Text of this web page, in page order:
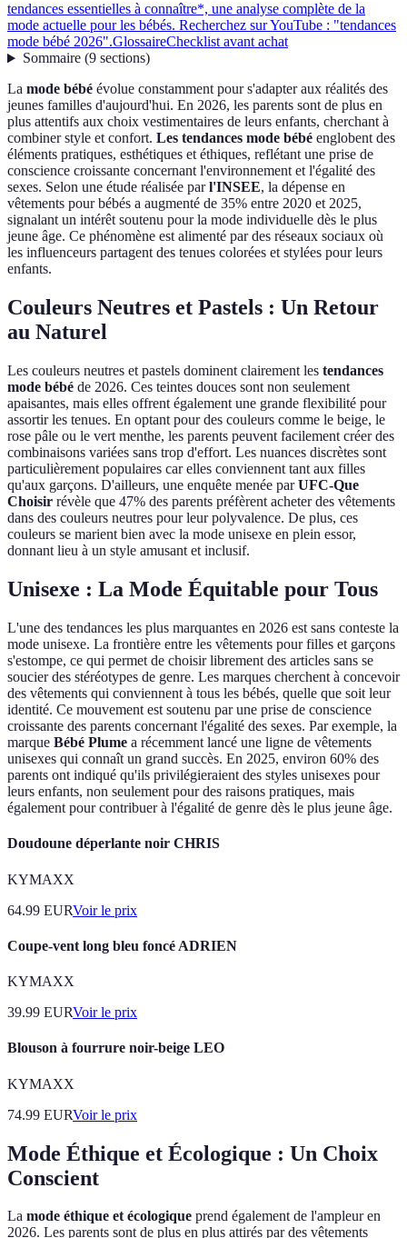
tendances essentielles à connaître*, une analyse complète de la
mode actuelle pour les bébés. Recherchez sur YouTube : "tendances
mode bébé 2026".GlossaireChecklist avant achat
Sommaire(9 sections)
La mode bébé évolue constamment pour s'adapter aux réalités des
jeunes familles d'aujourd'hui. En 2026, les parents sont de plus en
plus attentifs aux choix vestimentaires de leurs enfants, cherchant à
combiner style et confort. Les tendances mode bébé englobent des
éléments pratiques, esthétiques et éthiques, reflétant une prise de
conscience croissante concernant l'environnement et l'égalité des
sexes. Selon une étude réalisée parl'INSEE, la dépense en
vêtements pour bébés a augmenté de 35% entre 2020 et 2025,
signalant un intérêt soutenu pour la mode individuelle dès le plus
jeune âge. Ce phénomène est alimenté par des réseaux sociaux où
les influenceurs partagent des tenues colorées et stylées pour leurs
enfants.
Couleurs Neutres et Pastels : Un Retour
au Naturel
Les couleurs neutres et pastels dominent clairement les tendances
mode bébé de 2026. Ces teintes douces sont non seulement
apaisantes, mais elles offrent également une grande flexibilité pour
assortir les tenues. En optant pour des couleurs comme le beige, le
rose pâle ou le vert menthe, les parents peuvent facilement créer des
combinaisons variées sans trop d'effort. Les nuances discrètes sont
particulièrement populaires car elles conviennent tant aux filles
qu'aux garçons. D'ailleurs, une enquête menée parUFC-Que
Choisir révèle que 47% des parents préfèrent acheter des vêtements
dans des couleurs neutres pour leur polyvalence. De plus, ces
couleurs se marient bien avec la mode unisexe en plein essor,
donnant lieu à un style amusant et inclusif.
Unisexe : La Mode Équitable pour Tous
L'une des tendances les plus marquantes en 2026 est sans conteste la
mode unisexe. La frontière entre les vêtements pour filles et garçons
s'estompe, ce qui permet de choisir librement des articles sans se
soucier des stéréotypes de genre. Les marques cherchent à concevoir
des vêtements qui conviennent à tous les bébés, quelle que soit leur
identité. Ce mouvement est soutenu par une prise de conscience
croissante des parents concernant l'égalité des sexes. Par exemple, la
marque Bébé Plume a récemment lancé une ligne de vêtements
unisexes qui connaît un grand succès. En 2025, environ 60% des
parents ont indiqué qu'ils privilégieraient des styles unisexes pour
leurs enfants, non seulement pour des raisons pratiques, mais
également pour contribuer à l'égalité de genre dès le plus jeune âge.
Doudoune déperlante noir CHRIS
KYMAXX
64.99 EURVoir le prix
Coupe-vent long bleu foncé ADRIEN
KYMAXX
39.99 EURVoir le prix
Blouson à fourrure noir-beige LEO
KYMAXX
74.99 EURVoir le prix
Mode Éthique et Écologique : Un Choix
Conscient
La mode éthique et écologique prend également de l'ampleur en
2026. Les parents sont de plus en plus attirés par des vêtements